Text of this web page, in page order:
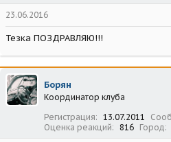
23.06.2016
Тезка ПОЗДРАВЛЯЮ!!!
Борян
Координатор клуба
Регистрация
13.07.2011
Оценка реакций
816 Город